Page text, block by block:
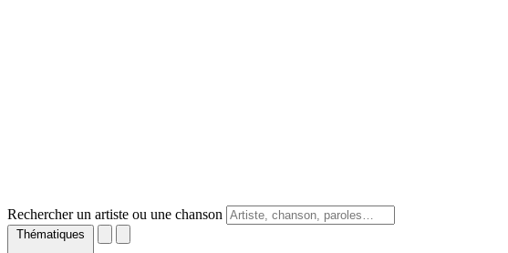
Rechercher un artiste ou une chanson
Thématiques